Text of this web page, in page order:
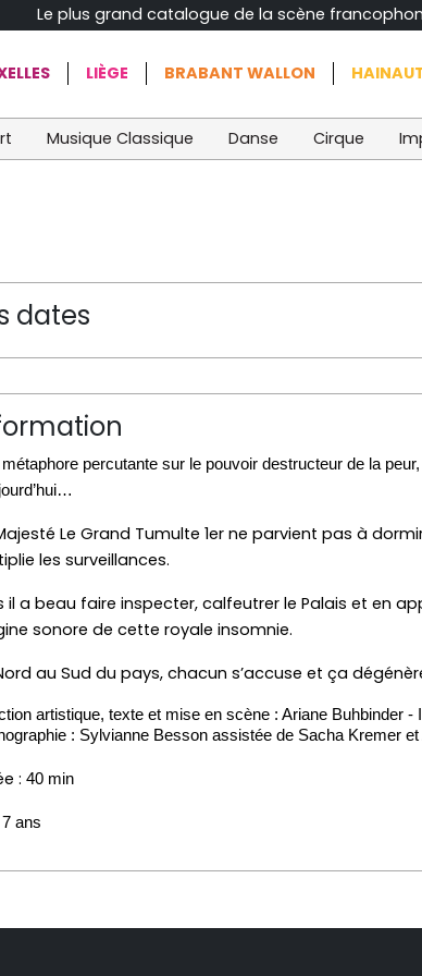
Le plus grand catalogue de la scène
LIÈGE BRABANT WALLON
Musique Classique Danse Cirque
dates
percutante sur le pouvoir destructeur de la
Le Grand Tumulte 1er ne parvient pas à
les surveillances.
il a beau faire inspecter, calfeutrer le Palais et en
sonore de cette royale insomnie.
au Sud du pays, chacun s’accuse et ça
artistique, texte et mise en scène : Ariane Buhbinder -
: Sylvianne Besson assistée de Sacha Kremer
: 40 min
ans